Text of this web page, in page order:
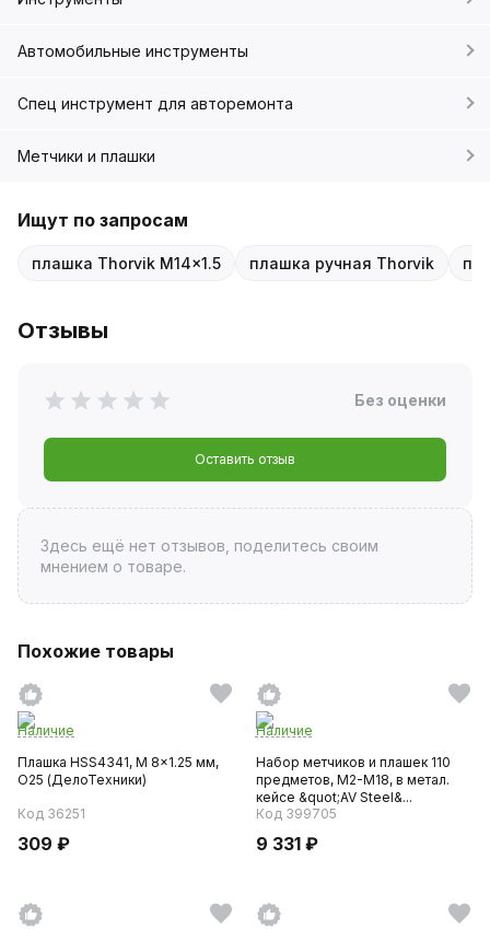
Автомобильные инструменты
Спец инструмент для авторемонта
Метчики и плашки
Ищут по запросам
плашка Thorvik M14x1.5 плашка ручная Thorvik
Отзывы
Без оценки
Оставить отзыв
Здесь ещё нет отзывов, поделитесь своим
мнением о товаре.
Похожие товары
Наличие
Плашка HSS4341, M 8x1.25 мм,
O25 (ДелоТехники)
Код 36251
309 ₽
Наличие
Набор метчиков и плашек 110
предметов, М2-М18, в метал.
кейсе &quot;AV Steel&...
Код 399705
9 331 ₽